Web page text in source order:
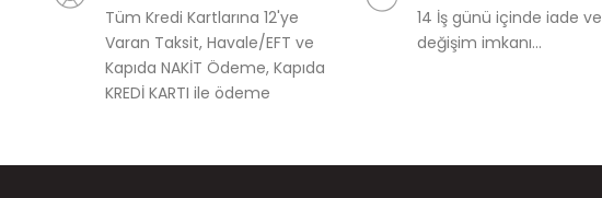
Tüm Kredi Kartlarına 12'ye
Varan Taksit, Havale/EFT ve
Kapıda NAKİT Ödeme, Kapıda
KREDİ KARTI ile ödeme
14 İş günü içinde iade ve
değişim imkanı...